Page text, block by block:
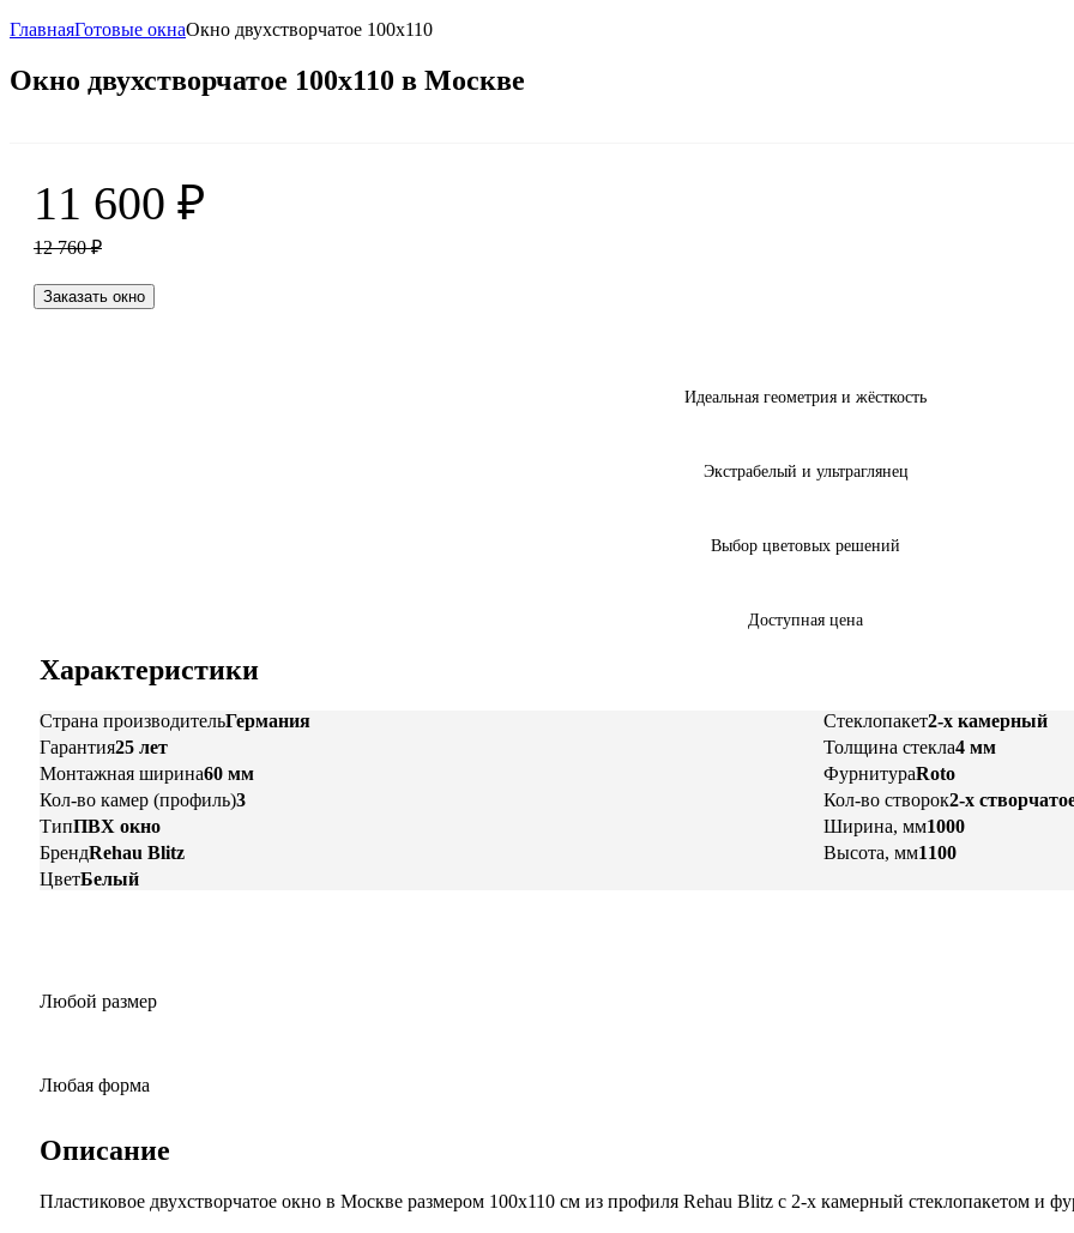
ГлавнаяГотовые окнаОкно двухстворчатое 100x110
Окно двухстворчатое 100x110 в Москве
11 600 ₽
12 760₽
Заказать окно
Идеальная геометрия и жёсткость
Экстрабелый и ультраглянец
Выбор цветовых решений
Доступная цена
Характеристики
Страна производительГермания
Гарантия25 лет
Монтажная ширина60 мм
Кол-во камер (профиль)3
ТипПВХ окно
БрендRehau Blitz
ЦветБелый
Стеклопакет2-х камерный
Толщина стекла4 мм
ФурнитураRoto
Кол-во створок2-х
Ширина, мм1000
Высота, мм1100
Любой размер
Любая форма
Описание
Пластиковое двухстворчатое окно в Москве размером 100x110 см из профиля Rehau Blitz с 2-х камерный стеклопакетом и